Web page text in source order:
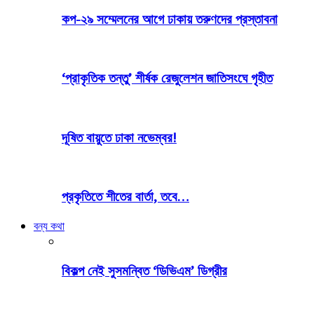
কপ-২৯ সম্মেলনের আগে ঢাকায় তরুণদের প্রস্তাবনা
‘প্রাকৃতিক তন্তু’ শীর্ষক রেজুলেশন জাতিসংঘে গৃহীত
দূষিত বায়ুতে ঢাকা নভেম্বর!
প্রকৃতিতে শীতের বার্তা, তবে…
বন্য কথা
বিকল্প নেই সুসমন্বিত ‘ডিভিএম’ ডিগ্রীর